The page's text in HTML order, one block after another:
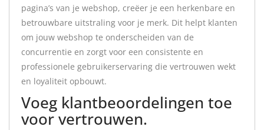
pagina’s van je webshop, creëer je een herkenbare en
betrouwbare uitstraling voor je merk. Dit helpt klanten
om jouw webshop te onderscheiden van de
concurrentie en zorgt voor een consistente en
professionele gebruikerservaring die vertrouwen wekt
en loyaliteit opbouwt.
Voeg klantbeoordelingen toe
voor vertrouwen.